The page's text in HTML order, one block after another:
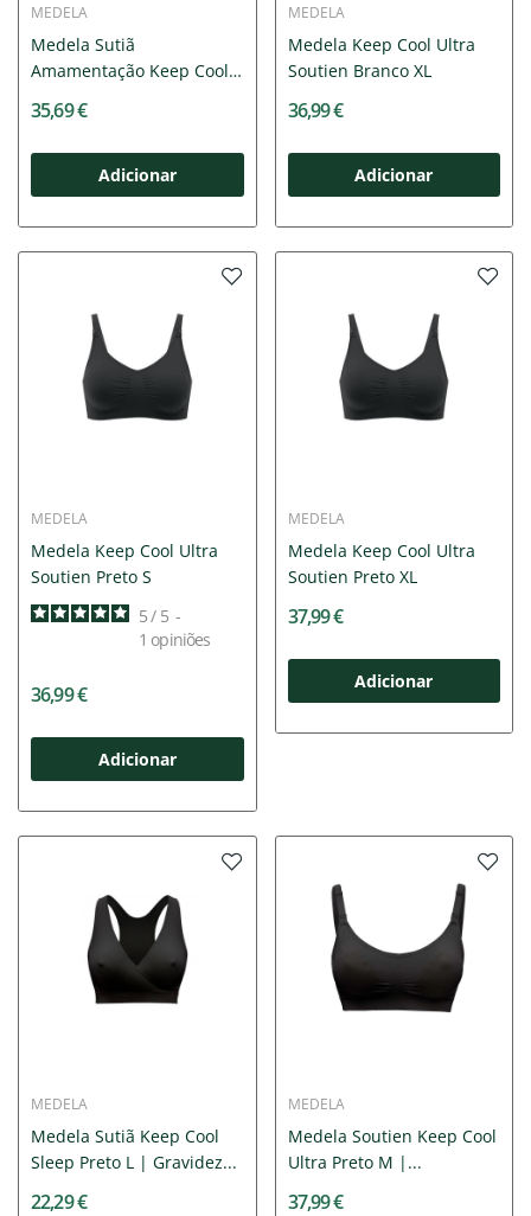
MEDELA
Medela Sutiã
Amamentação Keep Cool
35,69 €
Adicionar
MEDELA
Medela Keep Cool Ultra
Soutien Branco XL
36,99 €
Adicionar
MEDELA
Medela Keep Cool Ultra
Soutien Preto S
5/ 5 -
1 opiniões
36,99 €
Adicionar
MEDELA
Medela Keep Cool Ultra
Soutien Preto XL
37,99 €
Adicionar
MEDELA
Medela Sutiã Keep Cool
Sleep Preto L | Gravidez...
22,29 €
MEDELA
Medela Soutien Keep Cool
Ultra Preto M |...
37,99 €